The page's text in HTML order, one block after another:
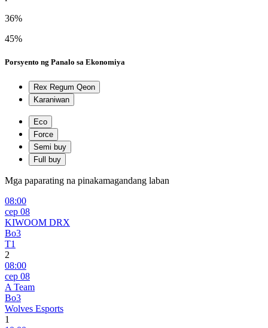
36%
45%
Porsyento ng Panalo sa Ekonomiya
Rex Regum Qeon
Karaniwan
Eco
Force
Semi buy
Full buy
Mga paparating na pinakamagandang laban
08:00
сер 08
KIWOOM DRX
Bo3
T1
2
08:00
сер 08
A Team
Bo3
Wolves Esports
1